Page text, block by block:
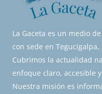
La Gaceta es un medio
con sede en
Cubrimos la actualidad
enfoque claro, accesible
Nuestra misión es